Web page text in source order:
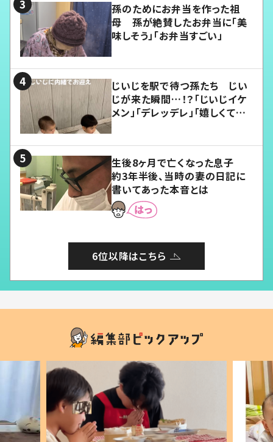
孫のためにお弁当を作った祖
母 孫が絶賛したお弁当に「美
味しそう」「お弁当すごい」
じいじを駅で待つ孫たち じい
じが来た瞬間…！？「じいじイケ
メン」「デレッデレ」「嬉しくて可
生後8ヶ月で亡くなった息子
約3年半後、当時の妻の日記に
書いてあった本音とは
6位以降はこちら